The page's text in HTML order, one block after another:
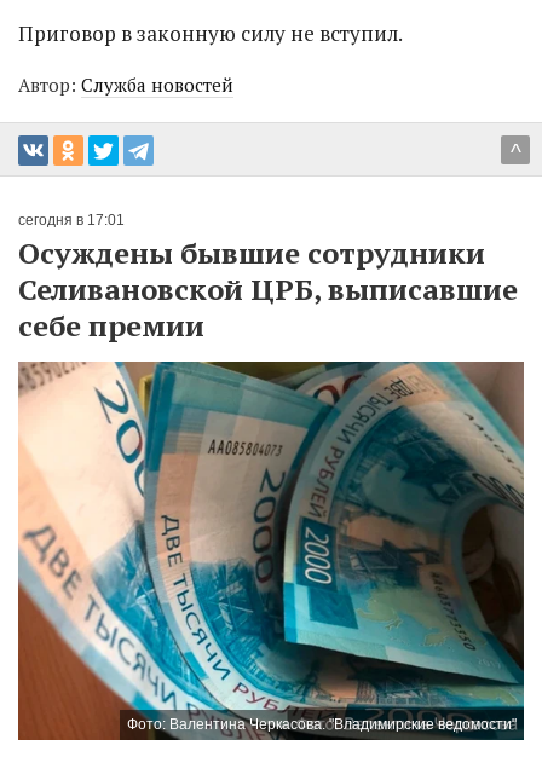
Приговор в законную силу не вступил.
Автор: Служба новостей
^
сегодня в 17:01
Осуждены бывшие сотрудники
Селивановской ЦРБ, выписавшие
себе премии
Фото: Валентина Черкасова. "Владимирские ведомости"